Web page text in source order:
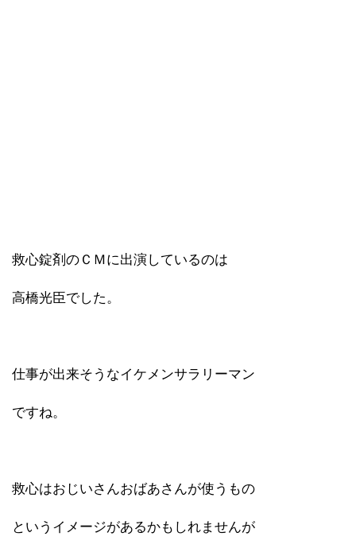
救心錠剤のＣＭに出演しているのは
高橋光臣でした。
仕事が出来そうなイケメンサラリーマン
ですね。
救心はおじいさんおばあさんが使うもの
というイメージがあるかもしれませんが